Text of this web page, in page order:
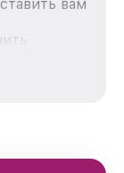
вам
для
вне